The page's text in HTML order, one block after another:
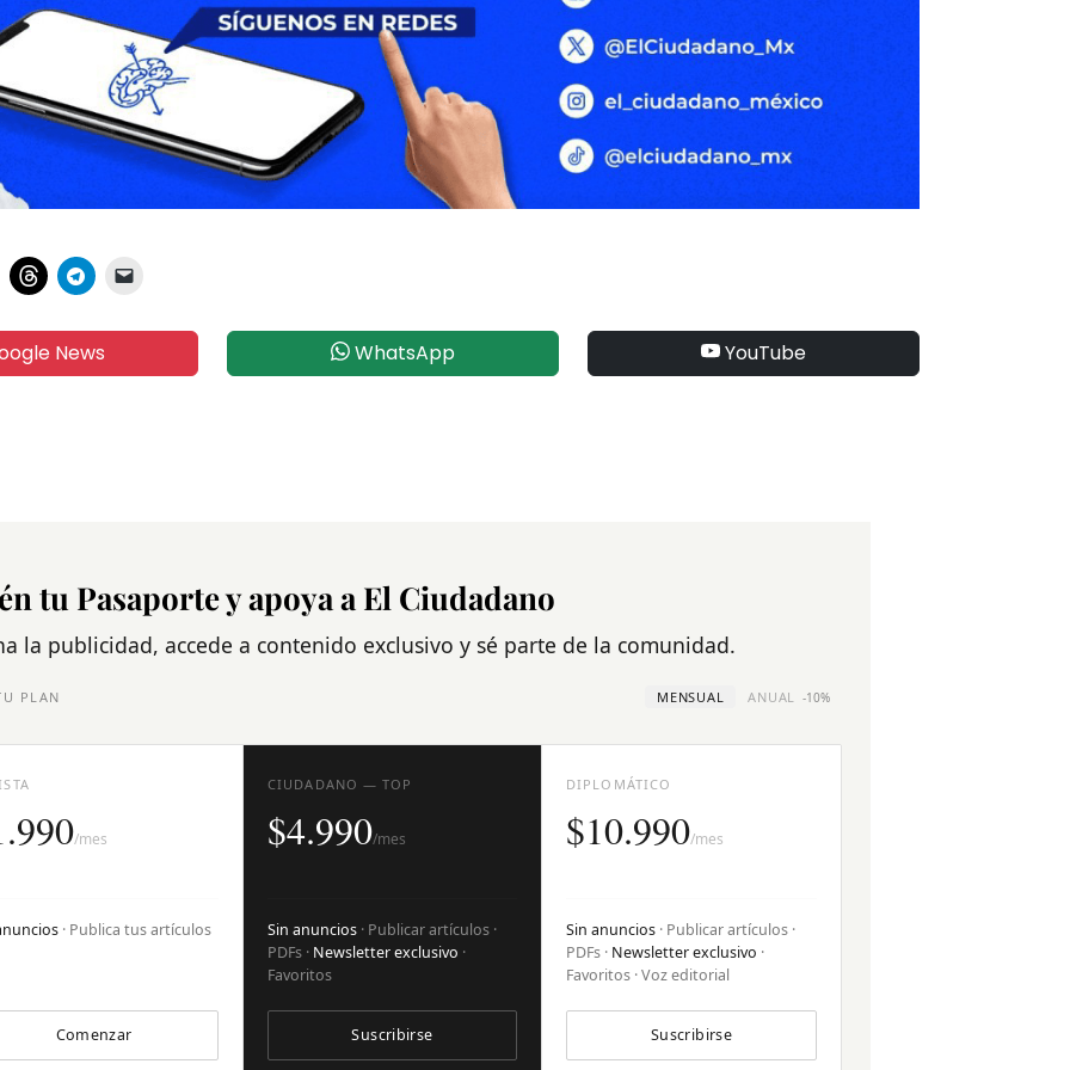
News WhatsApp YouTube
tu Pasaporte y apoya a El Ciudadano
la publicidad, accede a contenido exclusivo y sé parte de la comunidad.
PLAN MENSUAL ANUAL -10%
/mes
· Publica tus artículos
Comenzar
CIUDADANO — TOP
$4.990/mes
Sin anuncios · Publicar artículos ·
PDFs · Newsletter exclusivo ·
Favoritos
Suscribirse
DIPLOMÁTICO
$10.990/mes
Sin anuncios · Publicar artículos ·
PDFs · Newsletter exclusivo ·
Favoritos · Voz editorial
Suscribirse